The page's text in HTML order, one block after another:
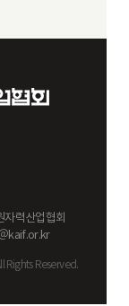
자력산업협회
kaif.or.kr
Rights Reserved.